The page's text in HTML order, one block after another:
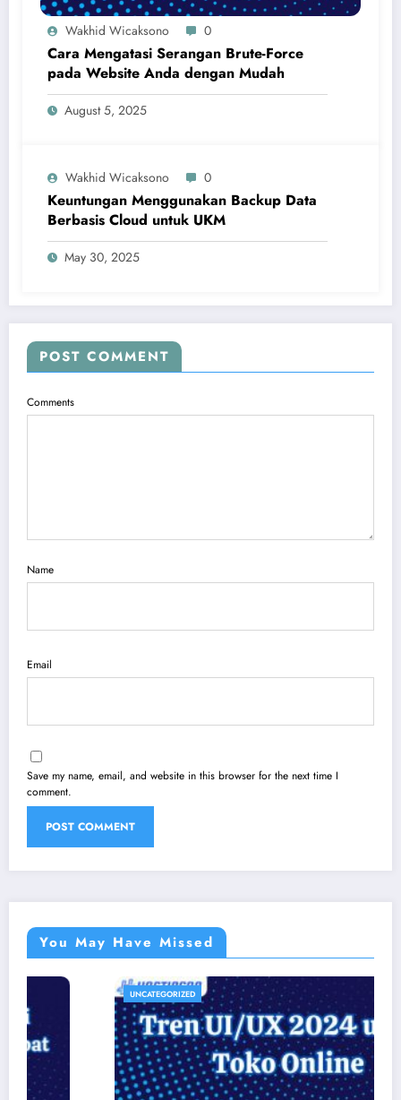
Wakhid Wicaksono 0
Cara Mengatasi Serangan Brute-Force
pada Website Anda dengan Mudah
August 5, 2025
Wakhid Wicaksono 0
Keuntungan Menggunakan Backup Data
Berbasis Cloud untuk UKM
May 30, 2025
POST COMMENT
Comments
Name
Email
Save my name, email, and website in this browser for the next time I
comment.
You May Have Missed